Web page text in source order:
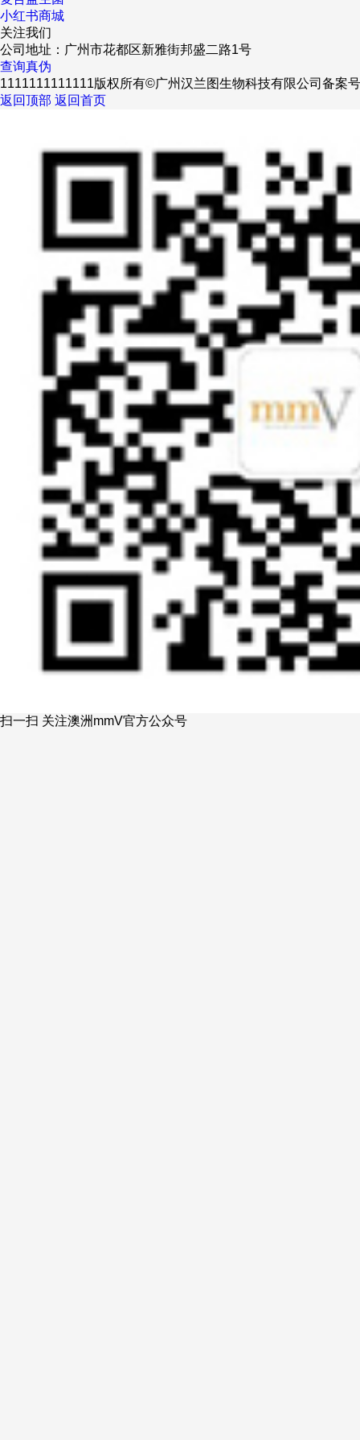
小红书商城
关注我们
公司地址：广州市花都区新雅街邦盛二路1号
查询真伪
1111111111111版权所有©广州汉兰图生物科技有限公司 备案
返回顶部 返回首页
扫一扫 关注澳洲mmV官方公众号